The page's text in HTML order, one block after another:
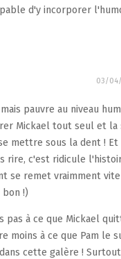
d'y incorporer
03/04/
pauvre au niveau
Mickael tout seul et la
mettre sous la dent !
rire, c'est ridicule
se remet vraimment
!)
pas à ce que Mickael
moins à ce que Pam le
cette galère !